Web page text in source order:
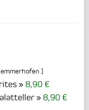
]
8,90 €
8,90 €